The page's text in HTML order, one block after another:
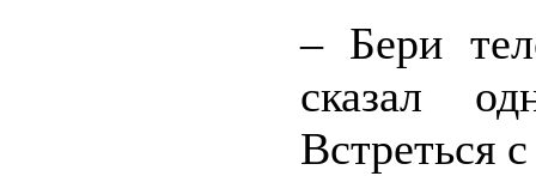
– Бери
сказал
Встреться